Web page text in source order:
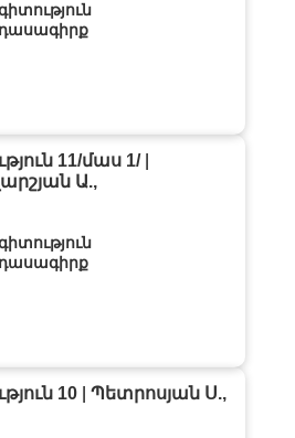
11/մաս 1/|
Ա.,
10| Պետրոսյան Ս.,